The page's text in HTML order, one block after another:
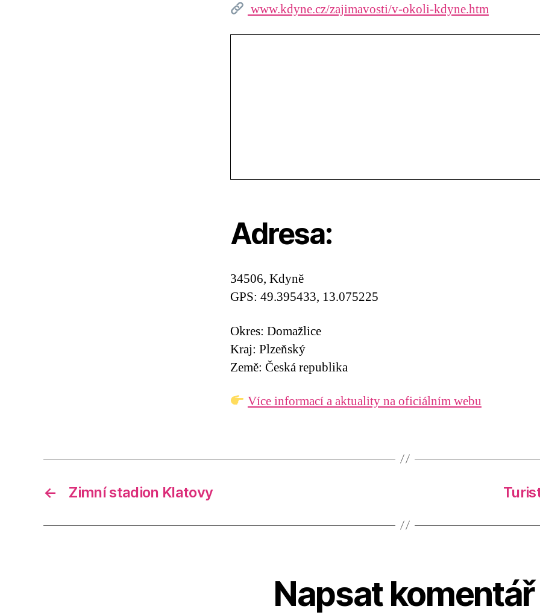
www.kdyne.cz/zajimavosti/v-okoli-kdyne.htm
Adresa:
34506, Kdyně
GPS: 49.395433, 13.075225
Okres: Domažlice
Kraj: Plzeňský
Země: Česká republika
Více informací a aktuality na oficiálním webu
← Zimní stadion Klatovy
Napsat komentář